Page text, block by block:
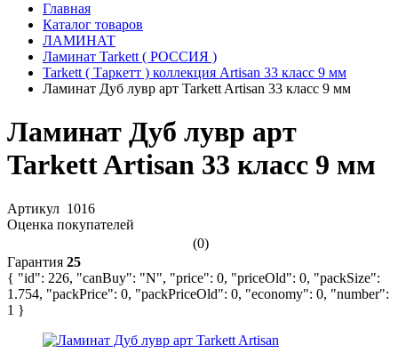
Главная
Каталог товаров
ЛАМИНАТ
Ламинат Tarkett ( РОССИЯ )
Tarkett ( Таркетт ) коллекция Artisan 33 класс 9 мм
Ламинат Дуб лувр арт Tarkett Artisan 33 класс 9 мм
Ламинат Дуб лувр арт
Tarkett Artisan 33 класс 9 мм
Артикул 1016
Оценка покупателей
(0)
Гарантия 25
{ "id": 226, "canBuy": "N", "price": 0, "priceOld": 0, "packSize":
1.754, "packPrice": 0, "packPriceOld": 0, "economy": 0, "number":
1 }